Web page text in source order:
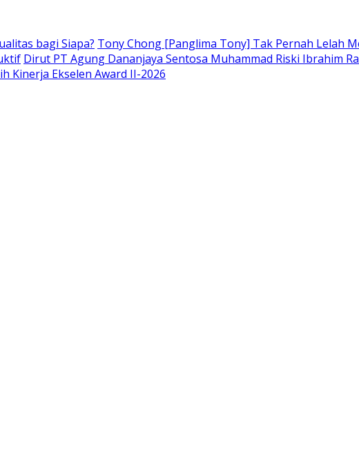
bagi Siapa? Tony Chong [Panglima Tony] Tak Pernah Lelah
Dirut PT Agung Dananjaya Sentosa Muhammad Riski Ibrahim
Kinerja Ekselen Award II-2026